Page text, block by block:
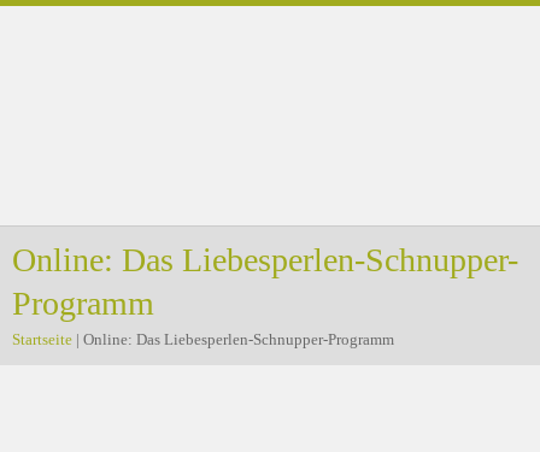
Online: Das Liebesperlen-Schnupper-
Programm
Startseite | Online: Das Liebesperlen-Schnupper-Programm